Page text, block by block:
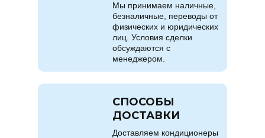
Мы принимаем наличные,
безналичные, переводы от
физических и юридических
лиц. Условия сделки
обсуждаются с
менеджером.
Доставляем кондиционеры
СПОСОБЫ
ДОСТАВКИ